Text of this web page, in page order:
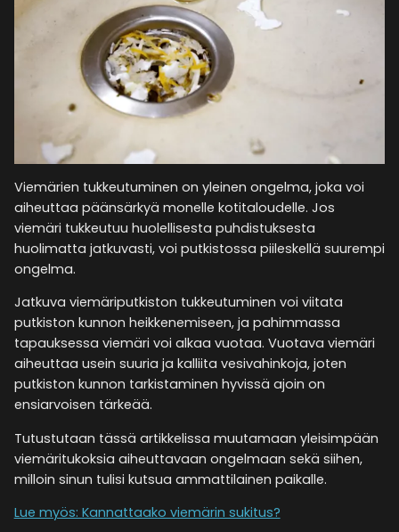
Viemärien tukkeutuminen on yleinen ongelma, joka voi
aiheuttaa päänsärkyä monelle kotitaloudelle. Jos
viemäri tukkeutuu huolellisesta puhdistuksesta
huolimatta jatkuvasti, voi putkistossa piileskellä suurempi
ongelma.
Jatkuva viemäriputkiston tukkeutuminen voi viitata
putkiston kunnon heikkenemiseen, ja pahimmassa
tapauksessa viemäri voi alkaa vuotaa. Vuotava viemäri
aiheuttaa usein suuria ja kalliita vesivahinkoja, joten
putkiston kunnon tarkistaminen hyvissä ajoin on
ensiarvoisen tärkeää.
Tutustutaan tässä artikkelissa muutamaan yleisimpään
viemäritukoksia aiheuttavaan ongelmaan sekä siihen,
milloin sinun tulisi kutsua ammattilainen paikalle.
Lue myös: Kannattaako viemärin sukitus?